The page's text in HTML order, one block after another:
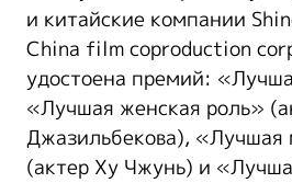
и китайские компании
China film coproduction
удостоена премий:
«Лучшая женская роль»
Джазильбекова), «Лучшая
(актер Ху Чжунь) и